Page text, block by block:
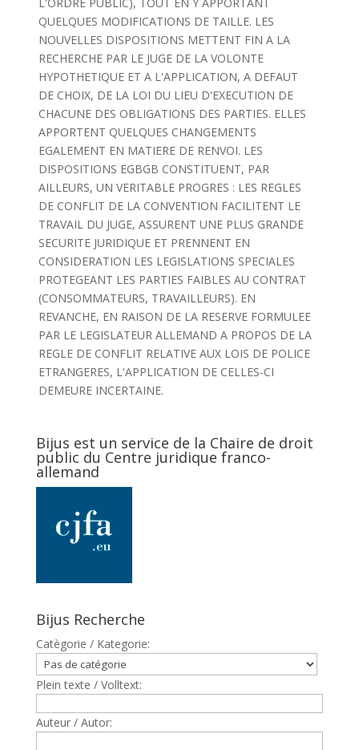
QUELQUES MODIFICATIONS DE TAILLE. LES
NOUVELLES DISPOSITIONS METTENT FIN A LA
RECHERCHE PAR LE JUGE DE LA VOLONTE
HYPOTHETIQUE ET A L'APPLICATION, A DEFAUT
DE CHOIX, DE LA LOI DU LIEU D'EXECUTION DE
CHACUNE DES OBLIGATIONS DES PARTIES. ELLES
APPORTENT QUELQUES CHANGEMENTS
EGALEMENT EN MATIERE DE RENVOI. LES
DISPOSITIONS EGBGB CONSTITUENT, PAR
AILLEURS, UN VERITABLE PROGRES : LES REGLES
DE CONFLIT DE LA CONVENTION FACILITENT LE
TRAVAIL DU JUGE, ASSURENT UNE PLUS GRANDE
SECURITE JURIDIQUE ET PRENNENT EN
CONSIDERATION LES LEGISLATIONS SPECIALES
PROTEGEANT LES PARTIES FAIBLES AU CONTRAT
(CONSOMMATEURS, TRAVAILLEURS). EN
REVANCHE, EN RAISON DE LA RESERVE FORMULEE
PAR LE LEGISLATEUR ALLEMAND A PROPOS DE LA
REGLE DE CONFLIT RELATIVE AUX LOIS DE POLICE
ETRANGERES, L'APPLICATION DE CELLES-CI
DEMEURE INCERTAINE.
Bijus est un service de la Chaire de droit
public du Centre juridique franco-
allemand
Bijus Recherche
Catègorie / Kategorie:
Plein texte / Volltext:
Auteur / Autor: